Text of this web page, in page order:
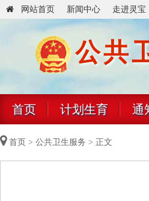
网站首页 新闻中心 走进灵宝
公共
首页 计划生育 通
首页 > 公共卫生服务 > 正文